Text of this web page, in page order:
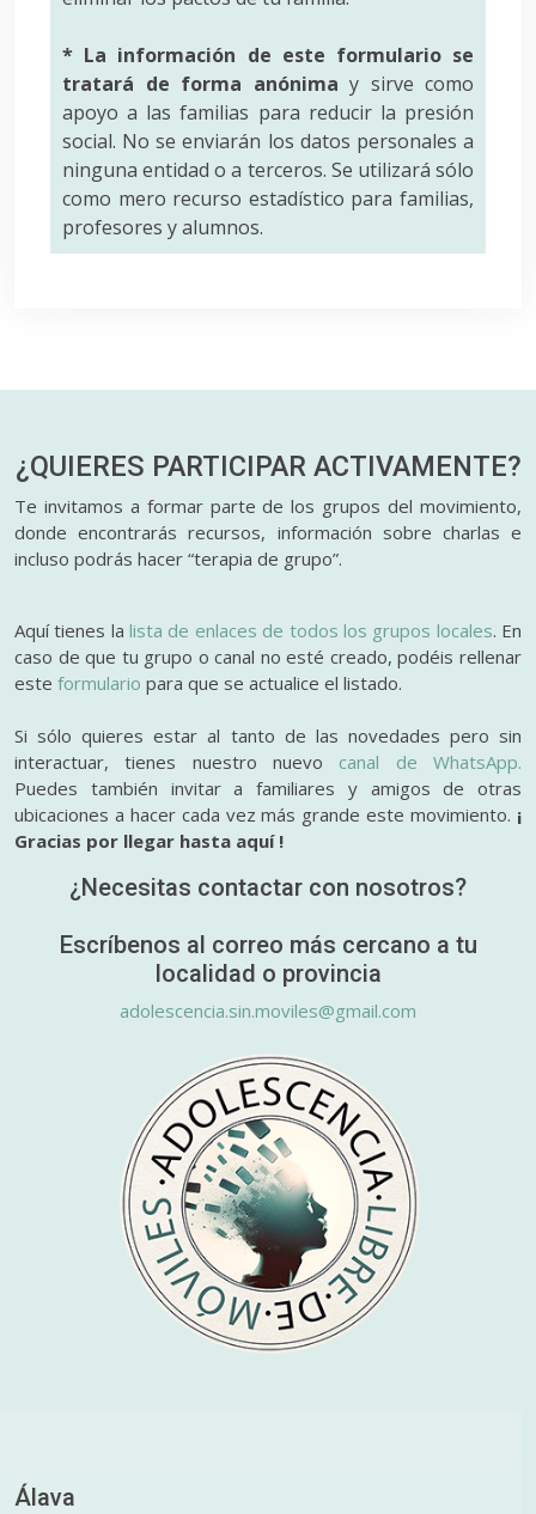
* La información de este formulario se
tratará de forma anónima y sirve como
apoyo a las familias para reducir la presión
social. No se enviarán los datos personales a
ninguna entidad o a terceros. Se utilizará sólo
como mero recurso estadístico para familias,
profesores y alumnos.
¿QUIERES PARTICIPAR ACTIVAMENTE?
Te invitamos a formar parte de los grupos del movimiento,
donde encontrarás recursos, información sobre charlas e
incluso podrás hacer “terapia de grupo”.
Aquí tienes lalista de enlaces de todos los grupos locales. En
caso de que tu grupo o canal no esté creado, podéis rellenar
este formulario para que se actualice el listado.
Si sólo quieres estar al tanto de las novedades pero sin
interactuar, tienes nuestro nuevo canal de WhatsApp.
Puedes también invitar a familiares y amigos de otras
ubicaciones a hacer cada vez más grande este movimiento. ¡
Gracias por llegar hasta aquí !
¿Necesitas contactar con nosotros?
Escríbenos al correo más cercano a tu
localidad o provincia
adolescencia.sin.moviles@gmail.com
Álava